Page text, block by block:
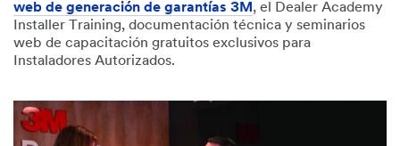
web de generación de garantías 3M , el Dealer Academy
Installer Training, documentación técnica y seminarios
web de capacitación gratuitos exclusivos para
Instaladores Autorizados.